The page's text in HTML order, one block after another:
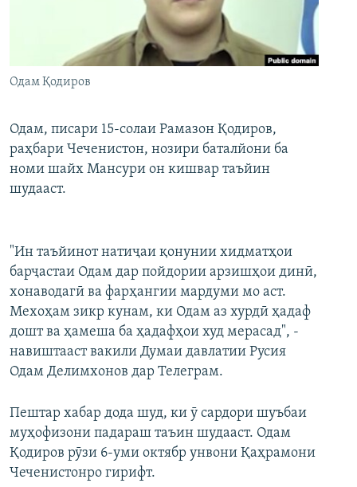
Ҳамаи сомонаҳои RFE/RL
Одам Қодиров
Одам, писари 15-солаи Рамазон Қодиров,
раҳбари Чеченистон, нозири баталйони ба
номи шайх Мансури он кишвар таъйин
шудааст.
"Ин таъйинот натиҷаи қонунии хидматҳои
барҷастаи Одам дар пойдории арзишҳои динӣ,
хонаводагӣ ва фарҳангии мардуми мо аст.
Мехоҳам зикр кунам, ки Одам аз хурдӣ ҳадаф
дошт ва ҳамеша ба ҳадафҳои худ мерасад", -
навиштааст вакили Думаи давлатии Русия
Одам Делимхонов дар Телеграм.
Пештар хабар дода шуд, ки ӯ сардори шуъбаи
муҳофизони падараш таъин шудааст. Одам
Қодиров рӯзи 6-уми октябр унвони Қаҳрамони
Чеченистонро гирифт.